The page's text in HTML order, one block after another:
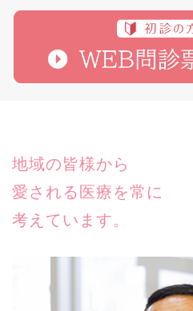
地域の皆様から
愛される医療を常に
考えています。